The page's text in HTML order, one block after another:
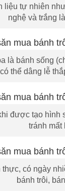
liệu tự nhiên
nghệ và trắng
là bánh sống
thể dâng lễ
được tạo hình
tránh mất
thực, có ngày
bánh trôi,